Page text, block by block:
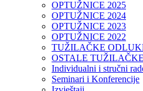
OPTUŽNICE 2025
OPTUŽNICE 2024
OPTUŽNICE 2023
OPTUŽNICE 2022
TUŽILAČKE
OSTALE
Individualni i stručni
Seminari i Konferencije